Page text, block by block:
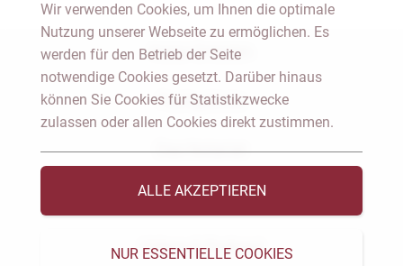
Notar Dresden
Fachgebiete
Das Notariat
Vorträge & Veröffentlichungen
Videos & Podcast
Wir verwenden Cookies, um Ihnen die optimale
Nutzung unserer Webseite zu ermöglichen. Es
werden für den Betrieb der Seite
notwendige Cookies gesetzt. Darüber hinaus
können Sie Cookies für Statistikzwecke
zulassen oder allen Cookies direkt zustimmen.
ALLE AKZEPTIEREN
NUR ESSENTIELLE COOKIES